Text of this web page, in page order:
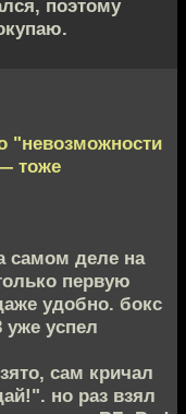
поэтому
"невозможности
тоже
самом деле на
первую
удобно. бокс
уже успел
сам кричал
но раз взял